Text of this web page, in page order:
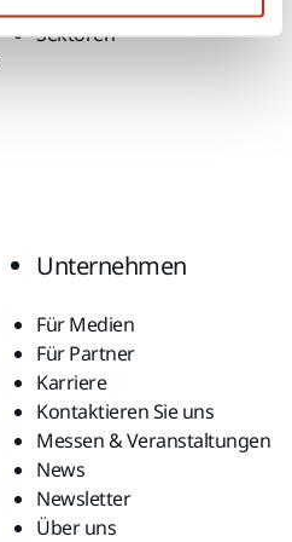
Sektoren
Unternehmen
Für Medien
Für Partner
Karriere
Kontaktieren Sie uns
Messen & Veranstaltungen
News
Newsletter
Über uns